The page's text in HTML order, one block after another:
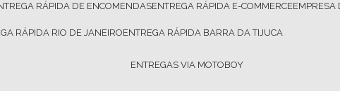
RÁPIDA DE ENCOMENDAS ENTREGA RÁPIDA E-COMMERCE
RÁPIDA RIO DE JANEIRO ENTREGA RÁPIDA BARRA DA TIJUCA
ENTREGAS VIA MOTOBOY